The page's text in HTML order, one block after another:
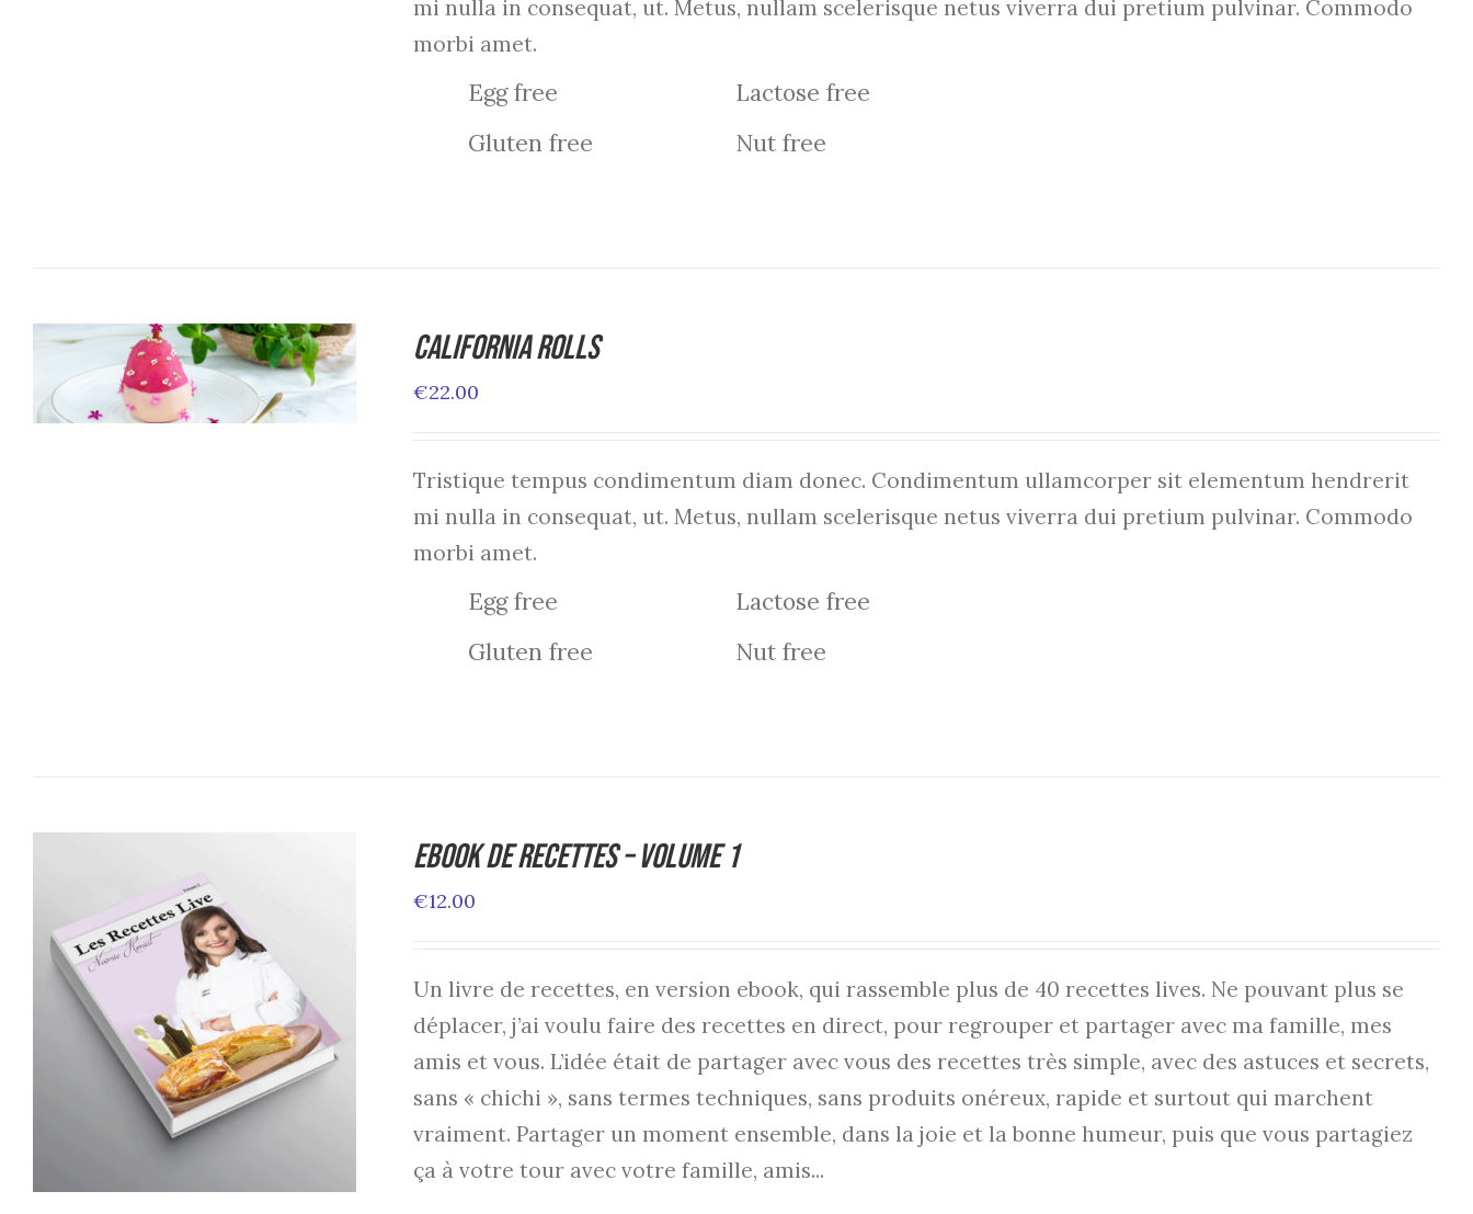
mi nulla in consequat, ut. Metus, nullam scelerisque netus viverra dui pretium pulvinar. Commodo
morbi amet.
Egg free
Gluten free
Lactose free
Nut free
ADD TO CART DETAILS
California Rolls
€22.00
Tristique tempus condimentum diam donec. Condimentum ullamcorper sit elementum hendrerit
mi nulla in consequat, ut. Metus, nullam scelerisque netus viverra dui pretium pulvinar. Commodo
morbi amet.
Egg free
Gluten free
Lactose free
Nut free
ADD TO CART / DETAILS
Ebook de Recettes – Volume 1
€12.00
Un livre de recettes, en version ebook, qui rassemble plus de 40 recettes lives. Ne pouvant plus se
déplacer, j’ai voulu faire des recettes en direct, pour regrouper et partager avec ma famille, mes
amis et vous. L’idée était de partager avec vous des recettes très simple, avec des astuces et secrets,
sans « chichi », sans termes techniques, sans produits onéreux, rapide et surtout qui marchent
vraiment. Partager un moment ensemble, dans la joie et la bonne humeur, puis que vous partagiez
ça à votre tour avec votre famille, amis...